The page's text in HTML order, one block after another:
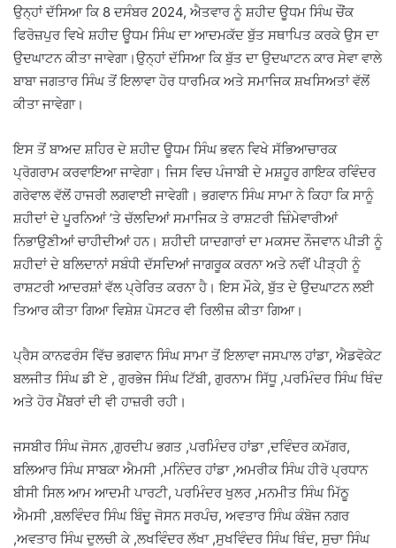
ਉਨ੍ਹਾਂ ਦੱਸਿਆ ਕਿ 8 ਦਸੰਬਰ 2024, ਐਤਵਾਰ ਨੂੰ ਸ਼ਹੀਦ ਊਧਮ ਸਿੰਘ ਚੌਂਕ
ਫਿਰੋਜ਼ਪੁਰ ਵਿਖੇ ਸ਼ਹੀਦ ਊਧਮ ਸਿੰਘ ਦਾ ਆਦਮਕੱਦ ਬੁੱਤ ਸਥਾਪਿਤ ਕਰਕੇ ਉਸ ਦਾ
ਉਦਘਾਟਨ ਕੀਤਾ ਜਾਵੇਗਾ।ਉਨ੍ਹਾਂ ਦੱਸਿਆ ਕਿ ਬੁੱਤ ਦਾ ਉਦਘਾਟਨ ਕਾਰ ਸੇਵਾ ਵਾਲੇ
ਬਾਬਾ ਜਗਤਾਰ ਸਿੰਘ ਤੋਂ ਇਲਾਵਾ ਹੋਰ ਧਾਰਮਿਕ ਅਤੇ ਸਮਾਜਿਕ ਸ਼ਖਸਿਅਤਾਂ ਵੱਲੋਂ
ਕੀਤਾ ਜਾਵੇਗਾ।
ਇਸ ਤੋਂ ਬਾਅਦ ਸ਼ਹਿਰ ਦੇ ਸ਼ਹੀਦ ਊਧਮ ਸਿੰਘ ਭਵਨ ਵਿਖੇ ਸੱਭਿਆਚਾਰਕ
ਪ੍ਰੋਗਰਾਮ ਕਰਵਾਇਆ ਜਾਵੇਗਾ। ਜਿਸ ਵਿਚ ਪੰਜਾਬੀ ਦੇ ਮਸ਼ਹੂਰ ਗਾਇਕ ਰਵਿੰਦਰ
ਗਰੇਵਾਲ ਵੱਲੋਂ ਹਾਜਰੀ ਲਗਵਾਈ ਜਾਵੇਗੀ। ਭਗਵਾਨ ਸਿੰਘ ਸਾਮਾ ਨੇ ਕਿਹਾ ਕਿ ਸਾਨੂੰ
ਸ਼ਹੀਦਾਂ ਦੇ ਪੂਰਨਿਆਂ ’ਤੇ ਚੱਲਦਿਆਂ ਸਮਾਜਿਕ ਤੇ ਰਾਸ਼ਟਰੀ ਜ਼ਿੰਮੇਵਾਰੀਆਂ
ਨਿਭਾਉਣੀਆਂ ਚਾਹੀਦੀਆਂ ਹਨ। ਸ਼ਹੀਦੀ ਯਾਦਗਾਰਾਂ ਦਾ ਮਕਸਦ ਨੌਜਵਾਨ ਪੀੜੀ ਨੂੰ
ਸ਼ਹੀਦਾਂ ਦੇ ਬਲਿਦਾਨਾਂ ਸਬੰਧੀ ਦੱਸਦਿਆਂ ਜਾਗਰੂਕ ਕਰਨਾ ਅਤੇ ਨਵੀਂ ਪੀੜ੍ਹੀ ਨੂੰ
ਰਾਸ਼ਟਰੀ ਆਦਰਸ਼ਾਂ ਵੱਲ ਪ੍ਰੇਰਿਤ ਕਰਨਾ ਹੈ। ਇਸ ਮੌਕੇ, ਬੁੱਤ ਦੇ ਉਦਘਾਟਨ ਲਈ
ਤਿਆਰ ਕੀਤਾ ਗਿਆ ਵਿਸ਼ੇਸ਼ ਪੋਸਟਰ ਵੀ ਰਿਲੀਜ਼ ਕੀਤਾ ਗਿਆ।
ਪ੍ਰੈਸ ਕਾਨਫਰੰਸ ਵਿੱਚ ਭਗਵਾਨ ਸਿੰਘ ਸਾਮਾ ਤੋਂ ਇਲਾਵਾ ਜਸਪਾਲ ਹਾਂਡਾ, ਐਡਵੋਕੇਟ
ਬਲਜੀਤ ਸਿੰਘ ਡੀ ਏ , ਗੁਰਭੇਜ ਸਿੰਘ ਟਿੱਬੀ, ਗੁਰਨਾਮ ਸਿੱਧੂ ,ਪਰਮਿੰਦਰ ਸਿੰਘ ਥਿੰਦ
ਅਤੇ ਹੋਰ ਮੈਂਬਰਾਂ ਦੀ ਵੀ ਹਾਜ਼ਰੀ ਰਹੀ।
ਜਸਬੀਰ ਸਿੰਘ ਜੋਸਨ ,ਗੁਰਦੀਪ ਭਗਤ ,ਪਰਮਿੰਦਰ ਹਾਂਡਾ ,ਦਵਿੰਦਰ ਕਮੱਗਰ,
ਬਲਿਆਰ ਸਿੰਘ ਸਾਬਕਾ ਐਮਸੀ ,ਮਨਿੰਦਰ ਹਾਂਡਾ ,ਅਮਰੀਕ ਸਿੰਘ ਹੀਰੋ ਪ੍ਰਧਾਨ
ਬੀਸੀ ਸਿਲ ਆਮ ਆਦਮੀ ਪਾਰਟੀ, ਪਰਮਿੰਦਰ ਖੁਲਰ ,ਮਨਮੀਤ ਸਿੰਘ ਮਿੱਠੂ
ਐਮਸੀ ,ਬਲਵਿੰਦਰ ਸਿੰਘ ਬਿੰਦੂ ਜੋਸਨ ਸਰਪੰਚ, ਅਵਤਾਰ ਸਿੰਘ ਕੰਬੋਜ ਨਗਰ
,ਅਵਤਾਰ ਸਿੰਘ ਦੁਲਚੀ ਕੇ ,ਲਖਵਿੰਦਰ ਲੱਖਾ ,ਸੁਖਵਿੰਦਰ ਸਿੰਘ ਥਿੰਦ, ਸੁਚਾ ਸਿੰਘ